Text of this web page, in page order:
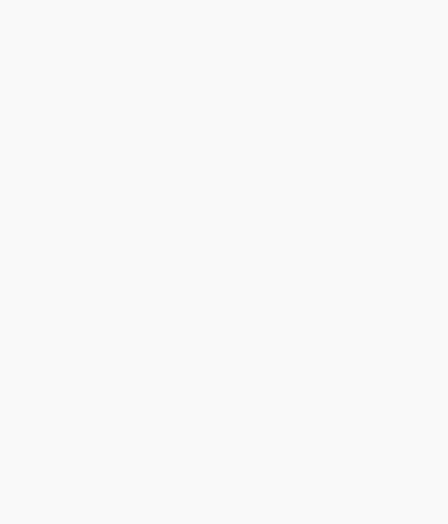
шутка задела, и она закатила
меня и порочить мою честь. Я
количество половых
Оленька, намекая на бурное
встрял экс-бойфренд
женщина, будто это не
отношения с Мотом, она
этом довольно много людей
отправляла девушек на
же не знает, что я езжу. Она
прошлой жизни - фикция и
Все - со всеми, все друг над
и если уж берёшь кого-то
половиной страны. Понятно,
подруга-эскортница ржала
рассказала о бурной половой